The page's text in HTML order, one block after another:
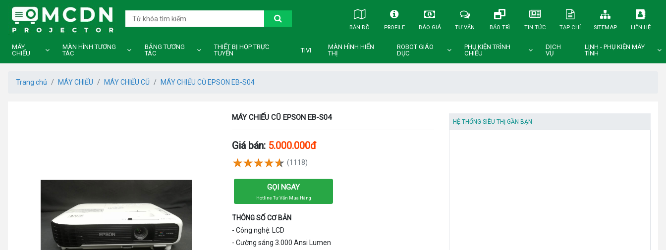
BẢN ĐỒ PROFILE BÁO GIÁ TƯ VẤN BẢO TRÌ TIN TỨC TẠP CHÍ SITEMAP LIÊN HỆ
MÁY
CHIẾU
MÀN HÌNH TƯƠNG
TÁC
BẢNG TƯƠNG
TÁC
THIẾT BỊ HỌP TRỰC
TUYẾN
TIVI
MÀN HÌNH HIỂN
THỊ
ROBOT GIÁO
DỤC
PHỤ KIỆN TRÌNH
CHIẾU
DỊCH
VỤ
LINH - PHỤ KIỆN MÁY
TÍNH
Trang chủ MÁY CHIẾU MÁY CHIẾU CŨ MÁY CHIẾU CŨ EPSON EB-S04
MÁY CHIẾU CŨ EPSON EB-S04
Giá bán: 5.000.000đ
(1118)
GỌI NGAY
Hotline Tư Vấn Mua Hàng
THÔNG SỐ CƠ BẢN
- Công nghệ: LCD
- Cường sáng 3.000 Ansi Lumen
HỆ THỐNG SIÊU THỊ GẦN BẠN